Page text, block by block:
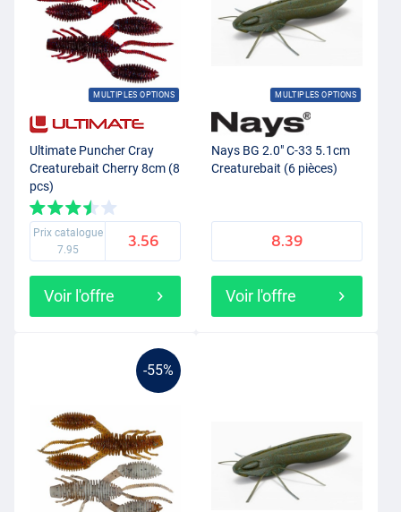
MULTIPLES OPTIONS
Ultimate Puncher Cray
Creaturebait Cherry 8cm (8
pcs)
Prix catalogue
7.95
3.56
Voir l'offre
MULTIPLES OPTIONS
Nays BG 2.0" C-33 5.1cm
Creaturebait (6 pièces)
8.39
Voir l'offre
-55%